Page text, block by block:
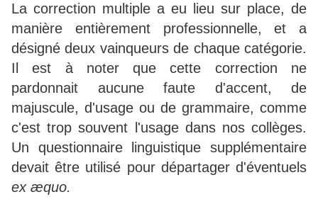
La correction multiple a eu lieu sur place, de
manière entièrement professionnelle, et a
désigné deux vainqueurs de chaque catégorie.
Il est à noter que cette correction ne
pardonnait aucune faute d'accent, de
majuscule, d'usage ou de grammaire, comme
c'est trop souvent l'usage dans nos collèges.
Un questionnaire linguistique supplémentaire
devait être utilisé pour départager d'éventuels
ex æquo.